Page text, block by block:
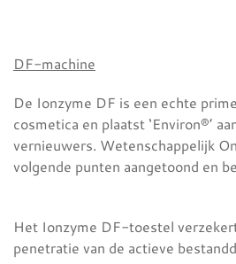
DF-machine
De Ionzyme DF is een echte
cosmetica en plaatst ‘Environ®’
vernieuwers. Wetenschappelijk
volgende punten aangetoond en
Het Ionzyme DF-toestel
penetratie van de actieve